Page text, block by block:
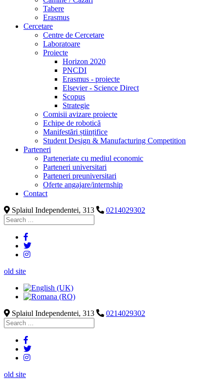
Tabere
Erasmus
Cercetare
Centre de Cercetare
Laboratoare
Proiecte
Horizon 2020
PNCDI
Erasmus - proiecte
Elsevier - Science Direct
Scopus
Strategie
Comisii avizare proiecte
Echipe de robotică
Manifestări științifice
Student Design & Manufacturing Competition
Parteneri
Parteneriate cu mediul economic
Parteneri universitari
Parteneri preuniversitari
Oferte angajare/internship
Contact
Splaiul Independentei, 313
0214029302
old site
Splaiul Independentei, 313 0214029302
old site